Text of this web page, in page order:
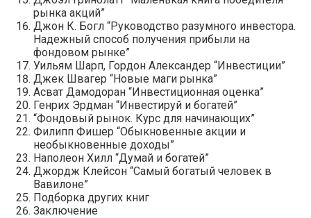
рынка акций”
Джон К. Богл “Руководство разумного инвестора.
Надежный способ получения прибыли на
фондовом рынке”
Уильям Шарп, Гордон Александер “Инвестиции”
Джек Швагер “Новые маги рынка”
Асват Дамодоран “Инвестиционная оценка”
Генрих Эрдман “Инвестируй и богатей”
“Фондовый рынок. Курс для начинающих”
Филипп Фишер “Обыкновенные акции и
необыкновенные доходы”
Наполеон Хилл “Думай и богатей”
Джордж Клейсон “Самый богатый человек в
Вавилоне”
Подборка других книг
Заключение